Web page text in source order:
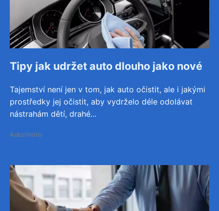
Tipy jak udržet auto dlouho jako nové
Tajemství není jen v tom, jak auto očistit, ale i jakými
prostředky jej očistit, aby vydrželo déle odolávat
nástrahám dětí, drahé...
Auto/moto